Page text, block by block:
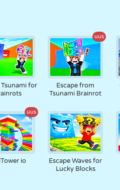
Tsunami for
uus
Escape from
Tsunami Brainrot
uus
io
Escape Waves for
Lucky Blocks